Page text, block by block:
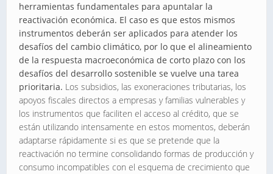
herramientas fundamentales para apuntalar la
reactivación económica. El caso es que estos mismos
instrumentos deberán ser aplicados para atender los
desafíos del cambio climático, por lo que el alineamiento
de la respuesta macroeconómica de corto plazo con los
desafíos del desarrollo sostenible se vuelve una tarea
prioritaria. Los subsidios, las exoneraciones tributarias, los
apoyos fiscales directos a empresas y familias vulnerables y
los instrumentos que faciliten el acceso al crédito, que se
están utilizando intensamente en estos momentos, deberán
adaptarse rápidamente si es que se pretende que la
reactivación no termine consolidando formas de producción y
consumo incompatibles con el esquema de crecimiento que